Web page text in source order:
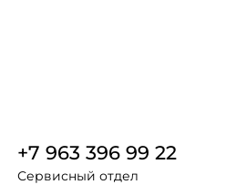
+7 963 396 99 22
Сервисный отдел